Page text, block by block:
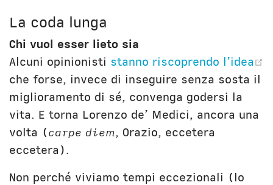
La coda lunga
Chi vuol esser lieto sia
Alcuni opinionisti stanno riscoprendo l’idea
(opens new window)
che forse, invece di inseguire senza sosta il
miglioramento di sé, convenga godersi la
vita. E torna Lorenzo de’ Medici, ancora una
volta (carpe diem, Orazio, eccetera
eccetera).
Non perché viviamo tempi eccezionali (lo